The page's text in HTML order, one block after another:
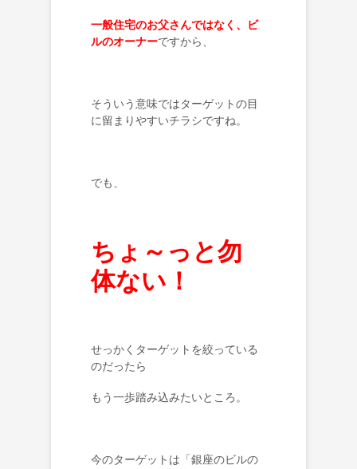
一般住宅のお父さんではなく、ビ
ルのオーナーですから、
そういう意味ではターゲットの目
に留まりやすいチラシですね。
でも、
ちょ～っと勿
体ない！
せっかくターゲットを絞っている
のだったら
もう一歩踏み込みたいところ。
今のターゲットは「銀座のビルの